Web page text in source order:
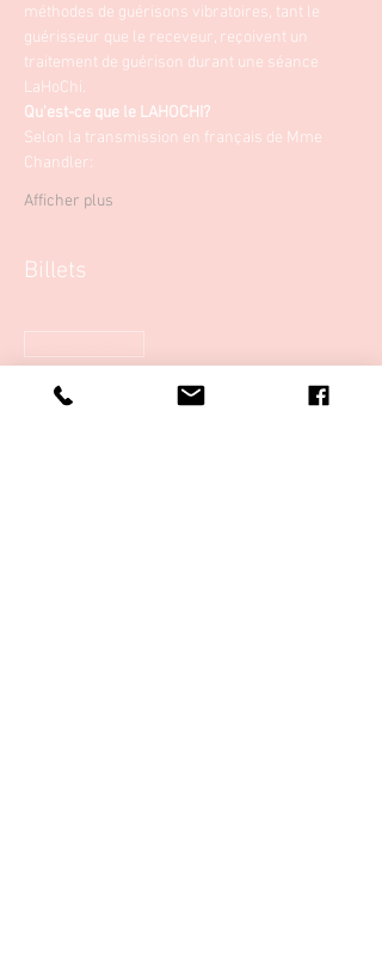
méthodes de guérisons vibratoires, tant le
guérisseur que le receveur, reçoivent un
traitement de guérison durant une séance
LaHoChi.
Qu'est-ce que le LAHOCHI?
Selon la transmission en français de Mme
Chandler:
Afficher plus
Billets
Type de billet
Formation LaHoChi